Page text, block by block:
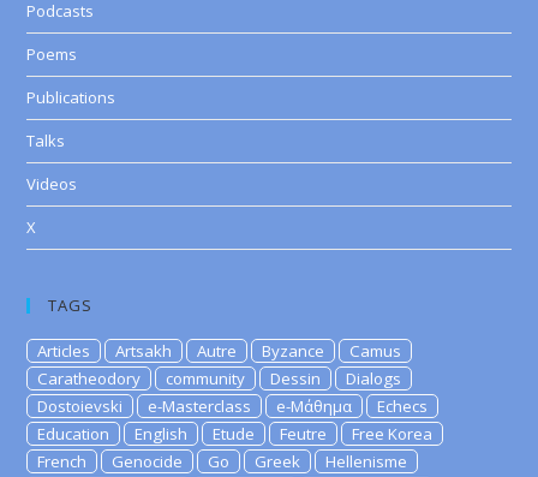
Podcasts
Poems
Publications
Talks
Videos
X
TAGS
Articles Artsakh Autre Byzance
Camus
Caratheodory
community Dessin
Dialogs
Dostoievski
e-Masterclass e-Μάθημα
Echecs
Education
English Etude Feutre
Free Korea
French
Genocide Go Greek
Hellenisme